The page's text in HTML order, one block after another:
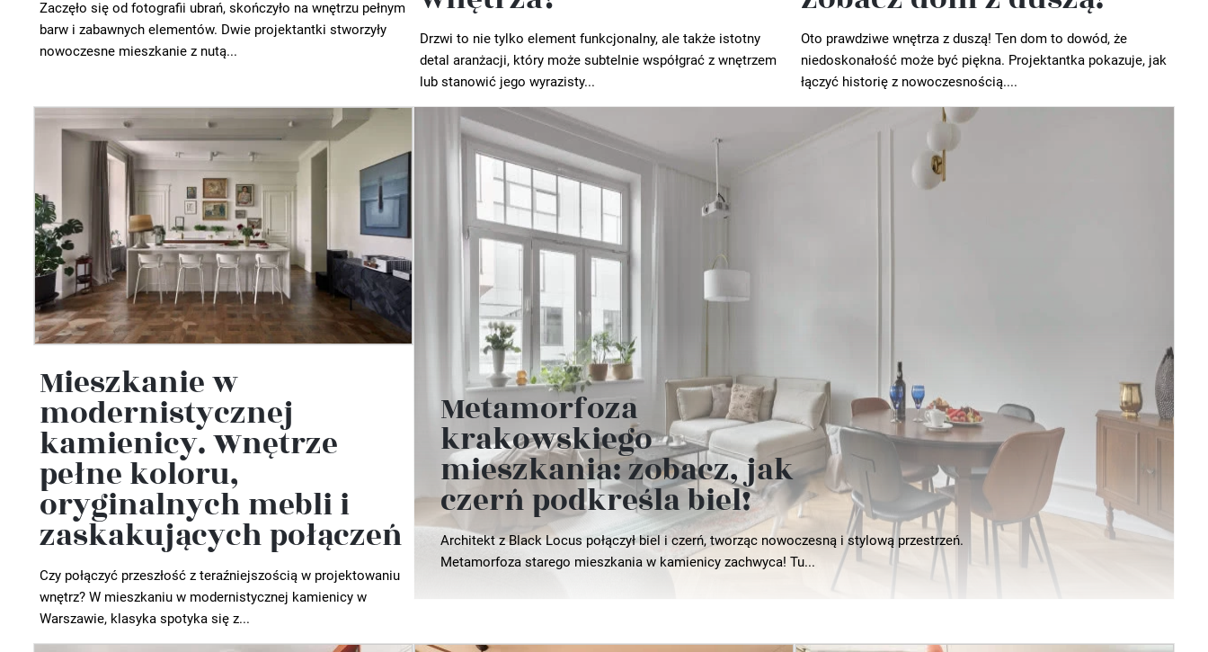
Zaczęło się od fotografii ubrań, skończyło na wnętrzu pełnym
barw i zabawnych elementów. Dwie projektantki stworzyły
nowoczesne mieszkanie z nutą...
Drzwi to nie tylko element funkcjonalny, ale także istotny
detal aranżacji, który może subtelnie współgrać z wnętrzem
lub stanowić jego wyrazisty...
Oto prawdziwe wnętrza z duszą! Ten dom to dowód, że
niedoskonałość może być piękna. Projektantka pokazuje, jak
łączyć historię z nowoczesnością....
Mieszkanie w
modernistycznej
kamienicy. Wnętrze
pełne koloru,
oryginalnych mebli i
zaskakujących połączeń
Czy połączyć przeszłość z teraźniejszością w projektowaniu
wnętrz? W mieszkaniu w modernistycznej kamienicy w
Warszawie, klasyka spotyka się z...
Metamorfoza
krakowskiego
mieszkania: zobacz, jak
czerń podkreśla biel!
Architekt z Black Locus połączył biel i czerń, tworząc nowoczesną i stylową przestrzeń.
Metamorfoza starego mieszkania w kamienicy zachwyca! Tu...